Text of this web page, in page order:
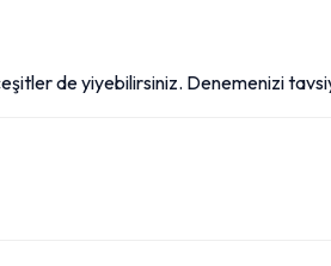
de yiyebilirsiniz. Denemenizi